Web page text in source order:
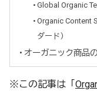
Global Organic
Organic Content
ダード）
オーガニック商品
※この記事は「